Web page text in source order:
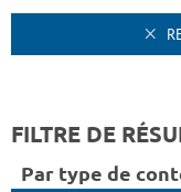
FILTRE DE
Par type de